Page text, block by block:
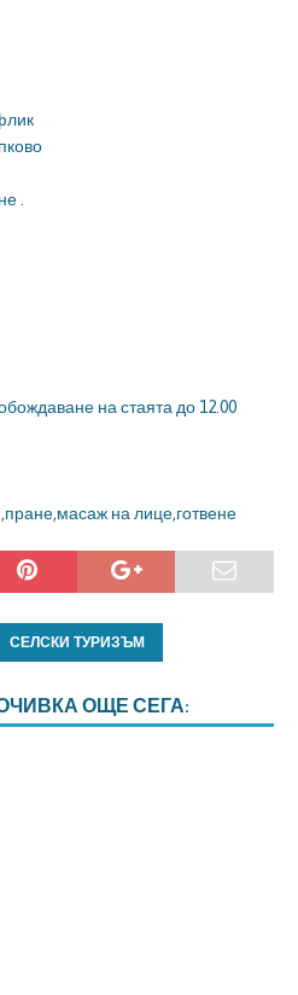
.
на стаята до 12.00
на лице,готвене
СЕЛСКИ ТУРИЗЪМ
ОЩЕ СЕГА: